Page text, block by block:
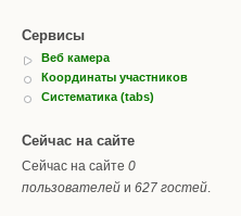
Сервисы
Веб камера
Координаты участников
Систематика (tabs)
Сейчас на сайте
Сейчас на сайте 0
пользователей и 627 гостей.